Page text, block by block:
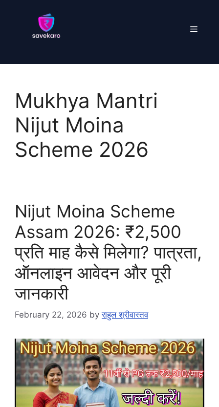
Menu
Mukhya Mantri
Nijut Moina
Scheme 2026
Nijut Moina Scheme
Assam 2026: ₹2,500
प्रति माह कैसे मिलेगा? पात्रता,
ऑनलाइन आवेदन और पूरी
जानकारी
February 22, 2026 byराहुल श्रीवास्तव